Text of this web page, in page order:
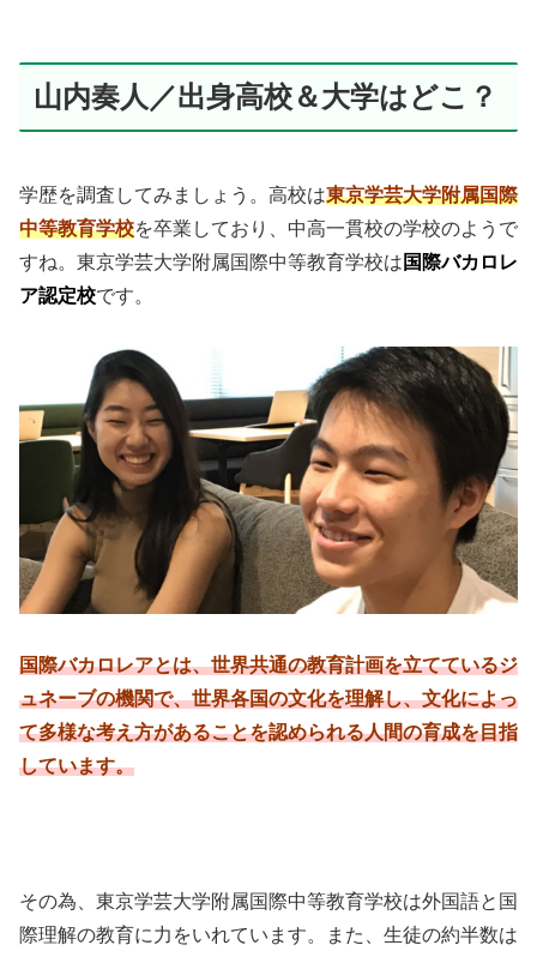
山内奏人／出身高校＆大学はどこ？
学歴を調査してみましょう。高校は東京学芸大学附属国際
中等教育学校を卒業しており、中高一貫校の学校のようで
すね。東京学芸大学附属国際中等教育学校は 国際バカロレ
ア認定校です。
国際バカロレアとは、世界共通の教育計画を立てているジ
ュネーブの機関で、世界各国の文化を理解し、文化によっ
て多様な考え方があることを認められる人間の育成を目指
しています。
その為、東京学芸大学附属国際中等教育学校は外国語と国
際理解の教育に力をいれています。また、生徒の約半数は